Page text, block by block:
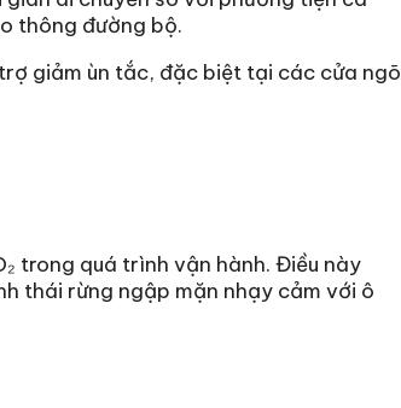
thông đường bộ.
giảm ùn tắc, đặc biệt tại các cửa ngõ
trong quá trình vận hành. Điều này
thái rừng ngập mặn nhạy cảm với ô